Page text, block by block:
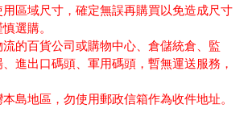
區域尺寸，確定無誤再購買以免造成尺寸
選購。
的百貨公司或購物中心、倉儲統倉、監
進出口碼頭、軍用碼頭，暫無運送服務，
島地區，勿使用郵政信箱作為收件地址。